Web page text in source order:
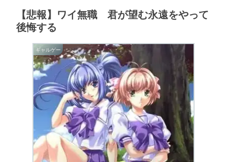
【悲報】ワイ無職 君が望む永遠をやって
後悔する
ギャルゲー